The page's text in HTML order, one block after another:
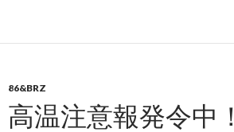
86&BRZ
高温注意報発令中！